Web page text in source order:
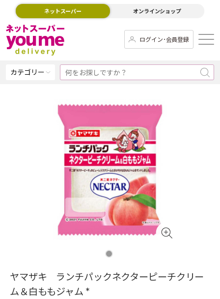
ネットスーパー オンラインショップ
ログイン･会員登録
カテゴリー
ヤマザキ ランチパックネクターピーチクリー
ム＆白ももジャム *